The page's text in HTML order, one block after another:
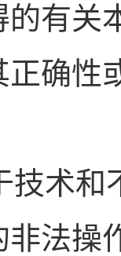
的有关
正确性
技术和
非法操